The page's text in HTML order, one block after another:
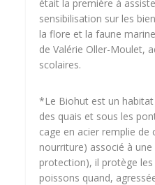
était la première à
sensibilisation sur les
la flore et la faune
de Valérie Oller-Moulet,
scolaires.
*Le Biohut est un
des quais et sous les
cage en acier remplie de
nourriture) associé à une
protection), il protège
poissons quand,